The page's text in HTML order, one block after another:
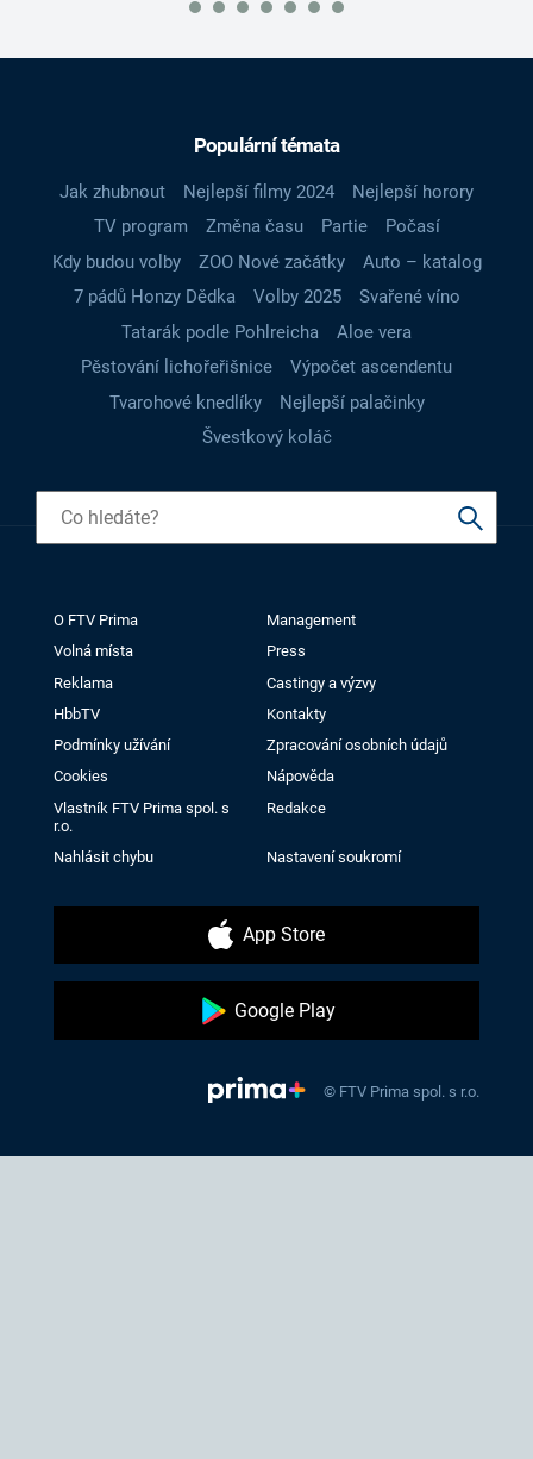
Populární témata
Jak zhubnout Nejlepší filmy 2024
Nejlepší horory
TV program
Změna času Partie
Počasí
Kdy budou volby
ZOO Nové začátky
Auto – katalog
7 pádů Honzy Dědka
Volby 2025
Svařené víno
Tatarák podle Pohlreicha
Aloe vera
Pěstování lichořeřišnice
Výpočet ascendentu
Tvarohové knedlíky
Nejlepší palačinky
Švestkový koláč
O FTV Prima
Management
Volná místa
Press
Reklama
Castingy a výzvy
HbbTV
Kontakty
Podmínky užívání
Zpracování osobních údajů
Cookies
Nápověda
Vlastník FTV Prima spol. s
r.o.
Redakce
Nahlásit chybu Nastavení soukromí
App Store
Google Play
© FTV Prima spol. s r.o.